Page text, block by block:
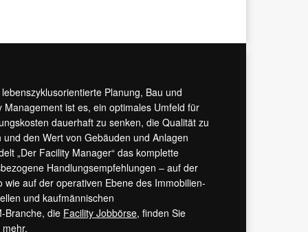
Planung, Bau und
ist es, ein optimales Umfeld für
dauerhaft zu senken, die Qualität zu
den Wert von Gebäuden und Anlagen
„Der Facility Manager“ das komplette
Handlungsempfehlungen – auf der
auf der operativen Ebene des Immobilien-
und kaufmännischen
Branche, die Facility Jobbörse, finden Sie